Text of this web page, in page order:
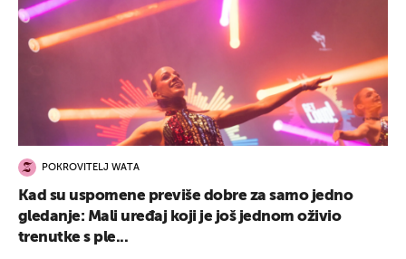
POKROVITELJ WATA
Kad su uspomene previše dobre za samo jedno
gledanje: Mali uređaj koji je još jednom oživio
trenutke s ple...